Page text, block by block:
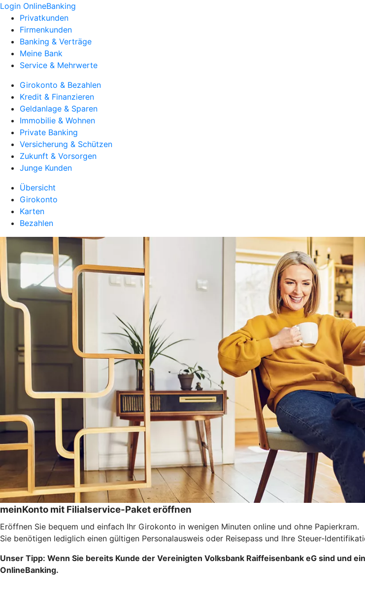
Login OnlineBanking
Privatkunden
Firmenkunden
Banking & Verträge
Meine Bank
Service & Mehrwerte
Girokonto & Bezahlen
Kredit & Finanzieren
Geldanlage & Sparen
Immobilie & Wohnen
Private Banking
Versicherung & Schützen
Zukunft & Vorsorgen
Junge Kunden
Übersicht
Girokonto
Karten
Bezahlen
meinKonto mit Filialservice-Paket eröffnen
Eröffnen Sie bequem und einfach Ihr Girokonto in wenigen Minuten online und ohne Papierkram.
Sie benötigen lediglich einen gültigen Personalausweis oder Reisepass und Ihre Steuer-
Unser Tipp: Wenn Sie bereits Kunde der Vereinigten Volksbank Raiffeisenbank eG sind und
OnlineBanking.